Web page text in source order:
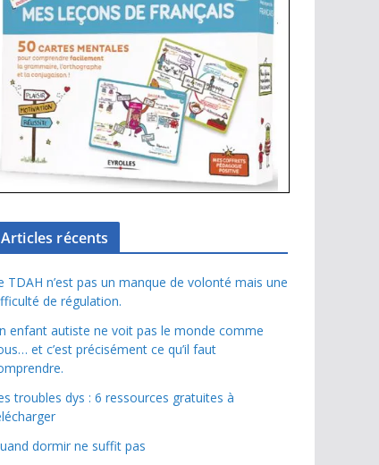
Articles récents
TDAH n’est pas un manque de volonté mais une
de régulation.
enfant autiste ne voit pas le monde comme
et c’est précisément ce qu’il faut
troubles dys : 6 ressources gratuites à
dormir ne suffit pas